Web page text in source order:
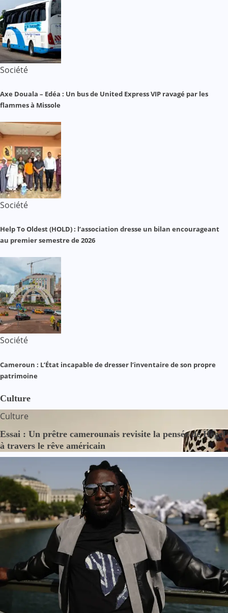
Société
Axe Douala – Edéa : Un bus de United Express VIP ravagé par les
flammes à Missole
Société
Help To Oldest (HOLD) : l’association dresse un bilan encourageant
au premier semestre de 2026
Société
Cameroun : L’État incapable de dresser l’inventaire de son propre
patrimoine
Culture
Culture
Essai : Un prêtre camerounais revisite la pensée de Hegel
à travers le rêve américain